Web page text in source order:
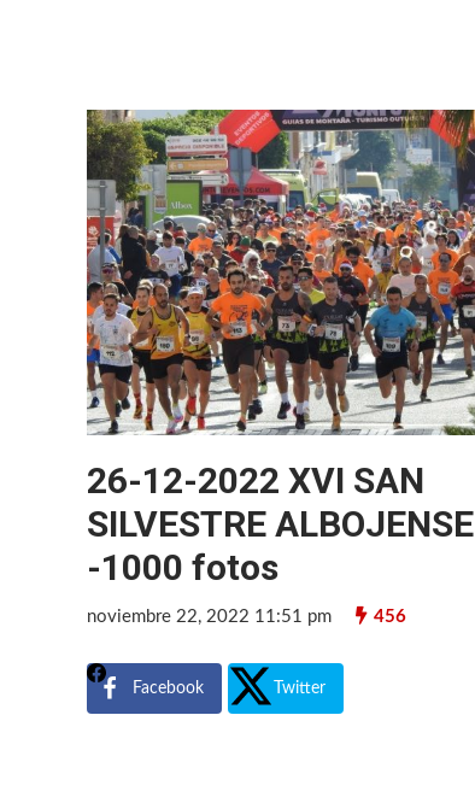
26-12-2022 XVI SAN
SILVESTRE ALBOJENSE
-1000 fotos
noviembre 22, 2022 11:51 pm 456
Facebook Twitter